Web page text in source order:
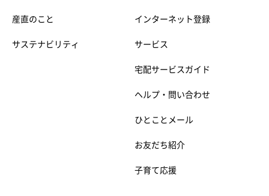
産直のこと
サステナビリティ
インターネット登録
サービス
宅配サービスガイド
ヘルプ・問い合わせ
ひとことメール
お友だち紹介
子育て応援